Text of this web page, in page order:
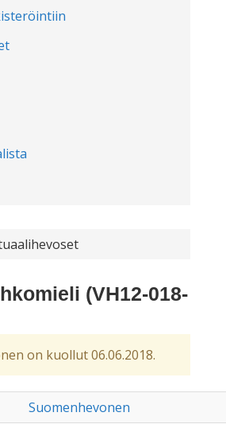
(VH12-018-
on kuollut 06.06.2018.
Suomenhevonen